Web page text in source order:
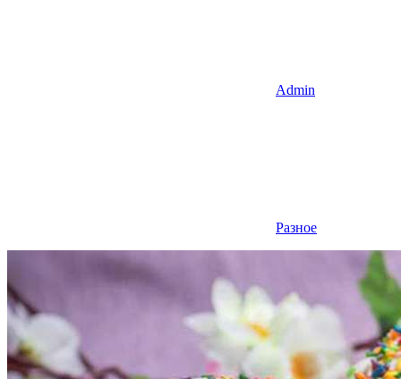
Admin
Разное